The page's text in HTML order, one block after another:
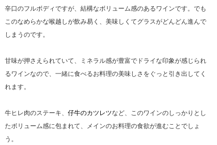
辛口のフルボディですが、結構なボリューム感のあるワインです。でも
このなめらかな喉越しが飲み易く、美味しくてグラスがどんどん進んで
しまうのです。
甘味が押さえられていて、ミネラル感が豊富でドライな印象が感じられ
るワインなので、一緒に食べるお料理の美味しさをぐっと引き出してく
れます。
牛ヒレ肉のステーキ、 仔牛のカツレツなど、このワインのしっかりとし
たボリューム感に包まれて、メインのお料理の食欲が進むことでしょ
う。